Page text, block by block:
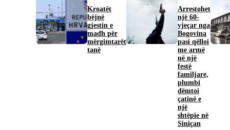
Kroatët
bëjnë
gjestin e
madh për
mërgimtarët
tanë
Arrestohet
një 60-
vjeçar nga
Bogovina
pasi qëlloi
me armë
në një
festë
familjare,
plumbi
dëmtoi
çatinë e
një
shtëpie në
Siniçan